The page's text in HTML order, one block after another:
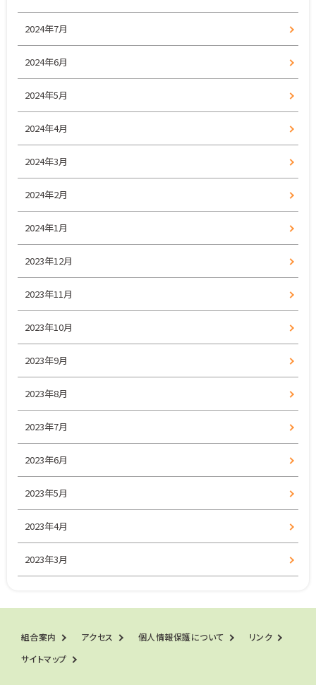
2024年7月
2024年6月
2024年5月
2024年4月
2024年3月
2024年2月
2024年1月
2023年12月
2023年11月
2023年10月
2023年9月
2023年8月
2023年7月
2023年6月
2023年5月
2023年4月
2023年3月
組合案内 アクセス 個人情報保護について
リンク
サイトマップ